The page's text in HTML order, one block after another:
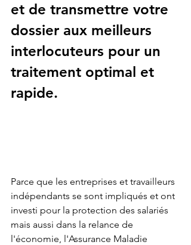
et de transmettre votre
dossier aux meilleurs
interlocuteurs pour un
traitement optimal et
rapide.
Parce que les entreprises et travailleurs
indépendants se sont impliqués et ont
investi pour la protection des salariés
mais aussi dans la relance de
l'économie, l'Assurance Maladie